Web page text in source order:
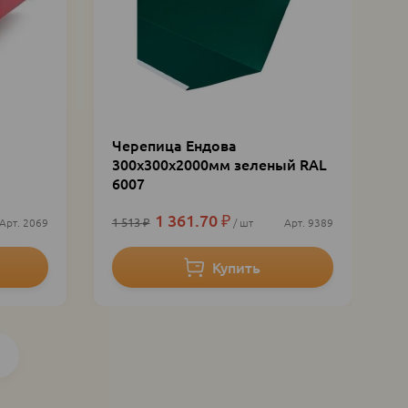
2069
Черепица Ендова
300х300х2000мм зеленый RAL
6007
1 513 ₽ 1 361.70 ₽ шт 9389